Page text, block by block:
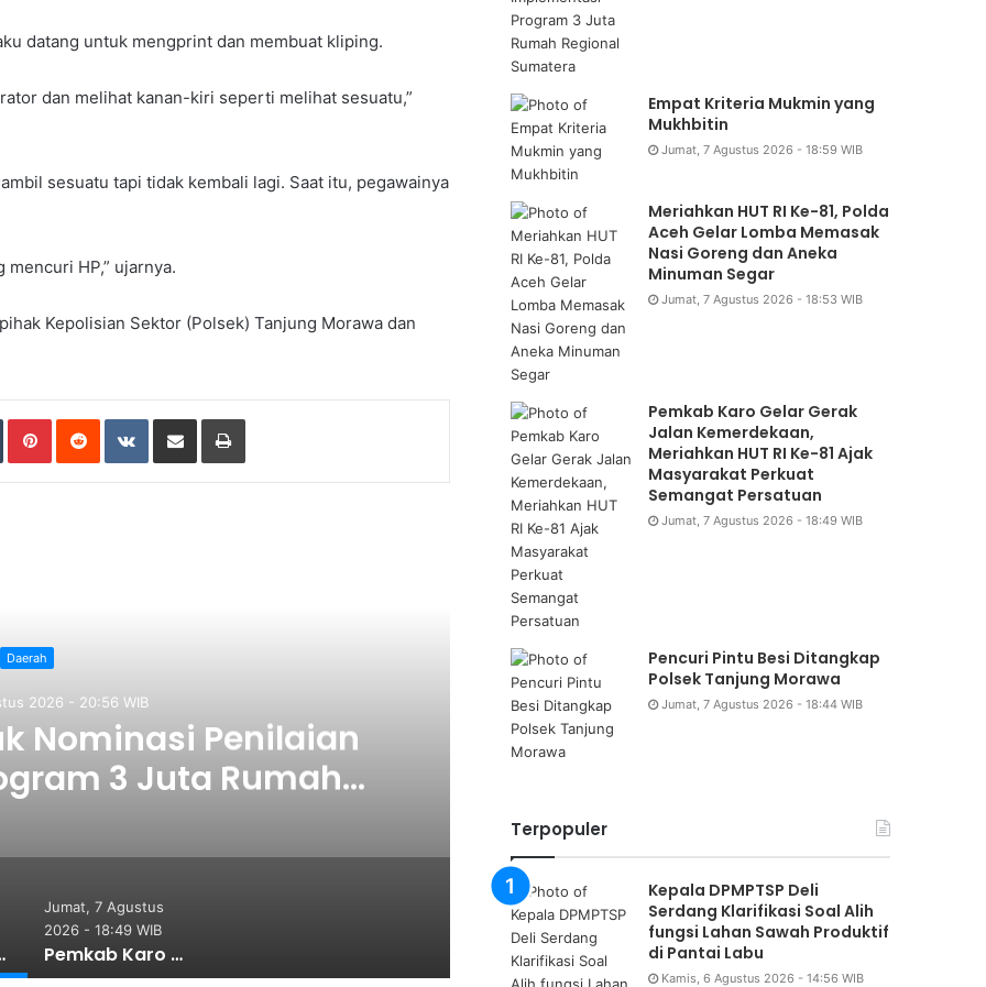
datang untuk mengprint dan membuat kliping.
dan melihat kanan-kiri seperti melihat sesuatu,”
sesuatu tapi tidak kembali lagi. Saat itu, pegawainya
mencuri HP,” ujarnya.
Kepolisian Sektor (Polsek) Tanjung Morawa dan
Tumblr Pinterest Reddit VKontakte
Daerah
2026 - 18:49 WIB
Gelar Gerak Jalan
HUT RI Ke-81
Daerah
Jumat, 7 Agustus 2026 - 21:51
LP3PKK 2026 Perkuat
Rumah Regional Sumatera
Jumat, 7 Agustus
2026 - 18:49 WIB
Pemkab Karo Gelar Gerak Jalan Kemerdekaan, Meriahkan HUT RI Ke-81 Ajak Masyarakat Perkuat Semangat Persatuan
Empat Kriteria Mukmin yang
Mukhbitin
Jumat, 7 Agustus 2026 - 18:59 WIB
Meriahkan HUT RI Ke-81, Polda
Aceh Gelar Lomba Memasak
Nasi Goreng dan Aneka
Minuman Segar
Jumat, 7 Agustus 2026 - 18:53 WIB
Pemkab Karo Gelar Gerak
Jalan Kemerdekaan,
Meriahkan HUT RI Ke-81 Ajak
Masyarakat Perkuat
Semangat Persatuan
Jumat, 7 Agustus 2026 - 18:49 WIB
Pencuri Pintu Besi Ditangkap
Polsek Tanjung Morawa
Jumat, 7 Agustus 2026 - 18:44 WIB
Terpopuler
Kepala DPMPTSP Deli
Serdang Klarifikasi Soal Alih
fungsi Lahan Sawah Produktif
di Pantai Labu
Kamis, 6 Agustus 2026 - 14:56 WIB